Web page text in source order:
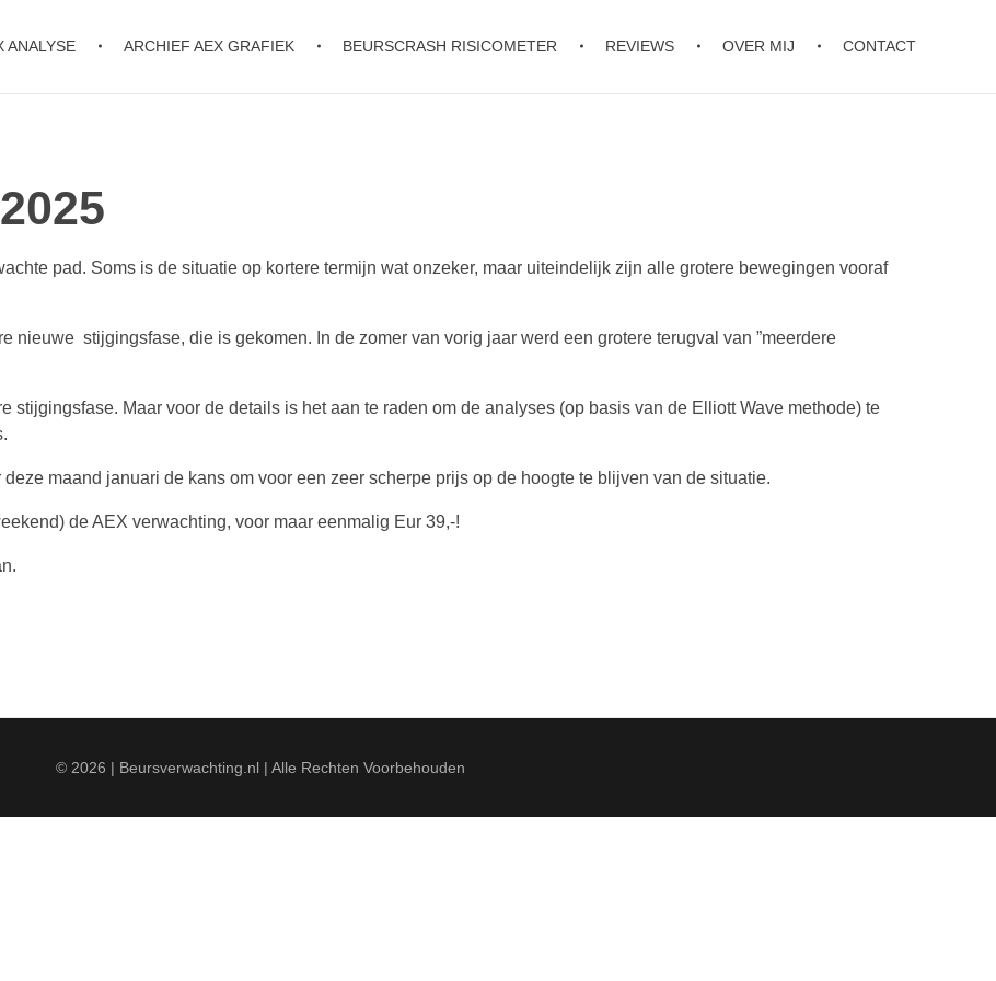
ANALYSE ARCHIEF AEX GRAFIEK BEURSCRASH RISICOMETER REVIEWS OVER MIJ CONTACT
pad. Soms is de situatie op kortere termijn wat onzeker, maar uiteindelijk zijn alle grotere bewegingen vooraf
nieuwe stijgingsfase, die is gekomen. In de zomer van vorig jaar werd een grotere terugval van ”meerdere
stijgingsfase. Maar voor de details is het aan te raden om de analyses (op basis van de Elliott Wave methode) te
maand januari de kans om voor een zeer scherpe prijs op de hoogte te blijven van de situatie.
de AEX verwachting, voor maar eenmalig Eur 39,-!
© 2026 | Beursverwachting.nl | Alle Rechten Voorbehouden